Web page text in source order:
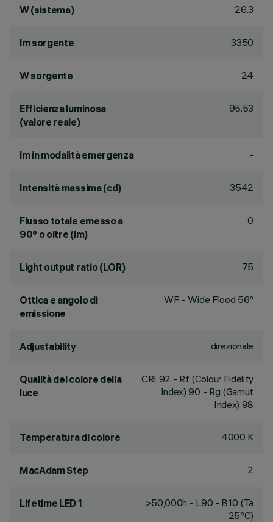
W (sistema) 26.3
lm sorgente 3350
W sorgente 24
Efficienza luminosa
(valore reale)
95.53
lm in modalità emergenza -
Intensità massima (cd) 3542
Flusso totale emesso a
90° o oltre (lm)
0
Light output ratio (LOR) 75
Ottica e angolo di
emissione
WF - Wide Flood 56°
Adjustability direzionale
Qualità del colore della
luce
CRI 92 - Rf (Colour Fidelity
Index) 90 - Rg (Gamut
Index) 98
Temperatura di colore 4000 K
MacAdam Step 2
Lifetime LED 1
>50,000h - L90 - B10 (Ta
25°C)